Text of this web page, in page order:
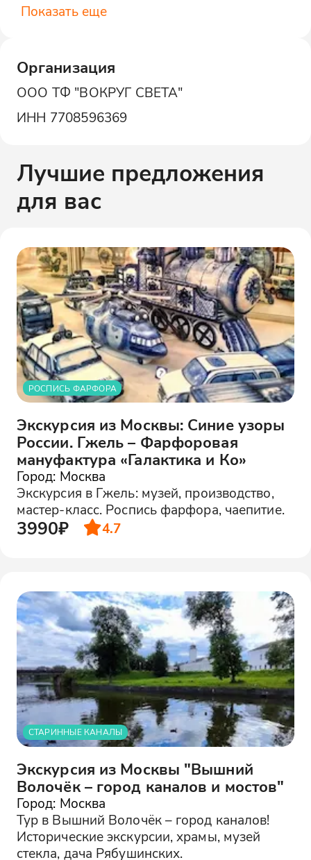
Показать еще
Организация
ООО ТФ "ВОКРУГ СВЕТА"
ИНН 7708596369
Лучшие предложения
для вас
РОСПИСЬ ФАРФОРА
Экскурсия из Москвы: Синие узоры
России. Гжель – Фарфоровая
мануфактура «Галактика и Ко»
Город: Москва
Экскурсия в Гжель: музей, производство,
мастер-класс. Роспись фарфора, чаепитие.
3990₽ 4.7
СТАРИННЫЕ КАНАЛЫ
Экскурсия из Москвы "Вышний
Волочёк – город каналов и мостов"
Город: Москва
Тур в Вышний Волочёк – город каналов!
Исторические экскурсии, храмы, музей
стекла, дача Рябушинских.